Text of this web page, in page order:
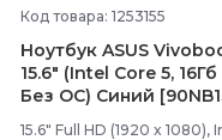
Код товара: 1253155
Ноутбук ASUS
15.6" (Intel Core 5,
Без ОС) Синий
15.6" Full HD (1920 x 1080),